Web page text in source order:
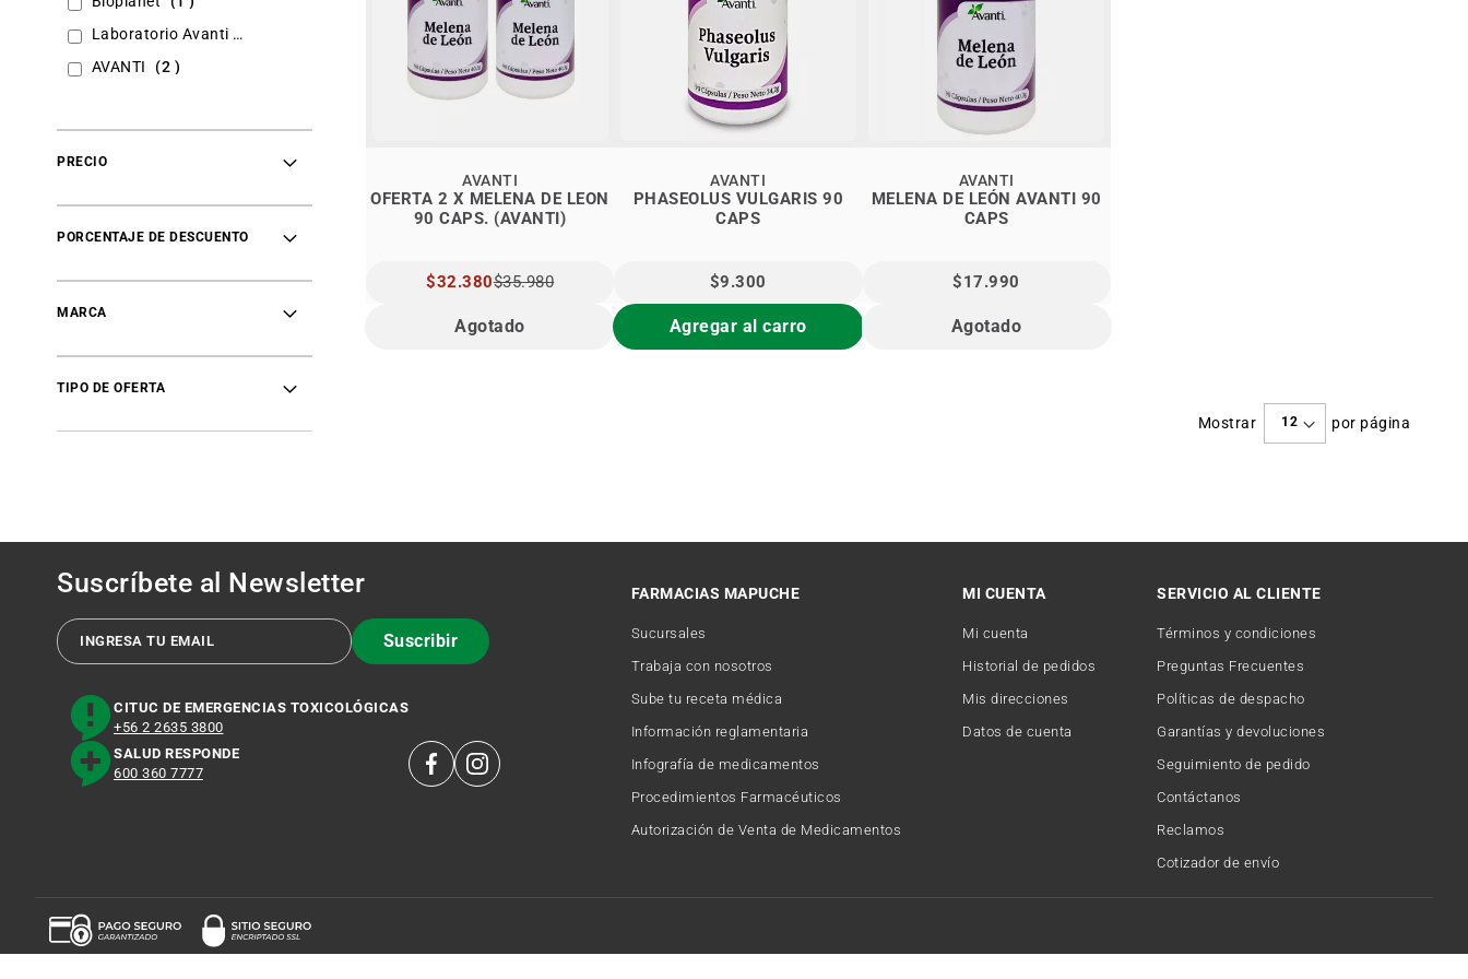
OFERTA 2 X MELENA DE LEON
90 CAPS. (AVANTI)
AVANTI
PRECIO
ESPECIAL
$32.380$35.980
Agotado
PHASEOLUS VULGARIS 90
CAPS
AVANTI
$9.300
Agregar al carro
MELENA DE LEÓN AVANTI 90
CAPS
AVANTI
$17.990
Agotado
Mostrar por página
Laboratorio Avanti
AVANTI
2 items
PRECIO
PORCENTAJE DE DESCUENTO
MARCA
TIPO DE OFERTA
Suscríbete al Newsletter
Suscribir
CITUC DE EMERGENCIAS TOXICOLÓGICAS
+56 2 2635 3800
SALUD RESPONDE
600 360 7777
FARMACIAS MAPUCHE
Sucursales
Trabaja con nosotros
Sube tu receta médica
Información reglamentaria
Infografía de medicamentos
Procedimientos Farmacéuticos
Autorización de Venta de Medicamentos
MI CUENTA
Mi cuenta
Historial de pedidos
Mis direcciones
Datos de cuenta
SERVICIO AL CLIENTE
Términos y condiciones
Preguntas Frecuentes
Políticas de despacho
Garantías y devoluciones
Seguimiento de pedido
Contáctanos
Reclamos
Cotizador de envío